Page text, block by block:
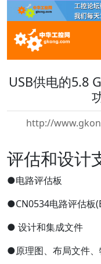
USB供电的5.8
http://
评估和设计
●电路评估板
●CN0534电路评估板
● 设计和集成文件
●原理图、布局文件